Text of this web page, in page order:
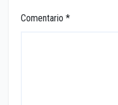
Comentario *